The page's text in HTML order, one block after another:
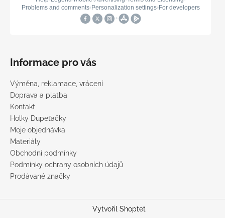
Informace pro vás
Výměna, reklamace, vrácení
Doprava a platba
Kontakt
Holky Dupeťačky
Moje objednávka
Materiály
Obchodní podmínky
Podmínky ochrany osobních údajů
Prodávané značky
Vytvořil Shoptet